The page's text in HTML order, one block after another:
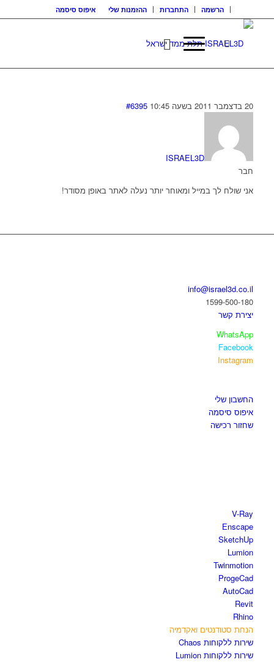
הרשמה התחברות ההזמנות שלי איפוס סיסמה
20 בדצמבר 2011 בשעה 10:45 #6395
ISRAEL3D
חבר
אני שולח לך במייל ומאוחר יותר נעלה לאתר באופן מסודר!
info@israel3d.co.il
1599-500-180
יצירת קשר
WhatsApp
Facebook
Instagram
החשבון שלי
איפוס סיסמה
שחזור רכישה
V-Ray
Enscape
SketchUp
Lumion
Twinmotion
ProgeCad
AutoCad
Revit
Rhino
הנחת סטודנטים ואקדמיה
שירות ללקוחות Chaos
שירות ללקוחות Lumion